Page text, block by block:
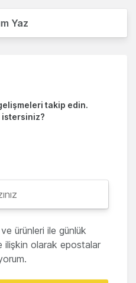
Yaz
takip edin.
istersiniz?
ürünleri ile günlük
ilişkin olarak epostalar